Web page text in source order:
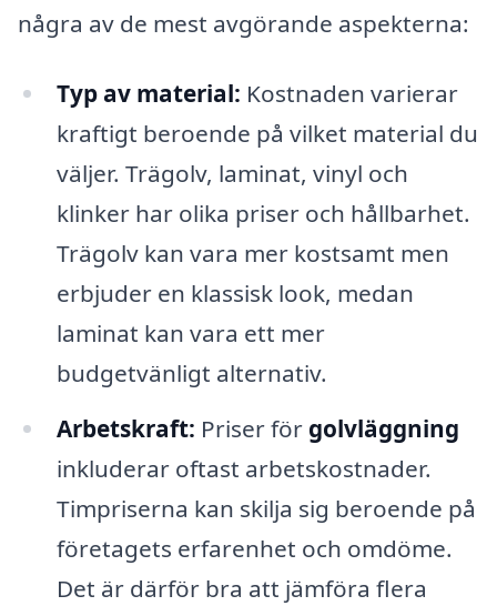
några av de mest avgörande aspekterna:
Typ av material: Kostnaden varierar
kraftigt beroende på vilket material du
väljer. Trägolv, laminat, vinyl och
klinker har olika priser och hållbarhet.
Trägolv kan vara mer kostsamt men
erbjuder en klassisk look, medan
laminat kan vara ett mer
budgetvänligt alternativ.
Arbetskraft: Priser för golvläggning
inkluderar oftast arbetskostnader.
Timpriserna kan skilja sig beroende på
företagets erfarenhet och omdöme.
Det är därför bra att jämföra flera